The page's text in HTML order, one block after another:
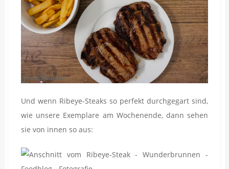
Und wenn Ribeye-Steaks so perfekt durchgegart sind,
wie unsere Exemplare am Wochenende, dann sehen
sie von innen so aus: